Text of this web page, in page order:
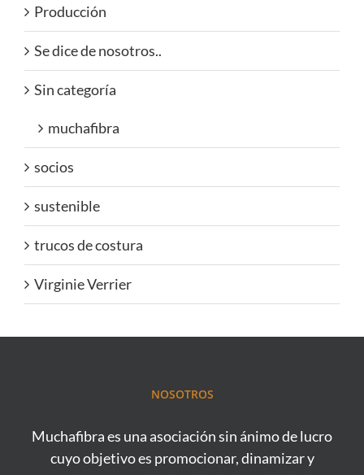
Producción
Se dice de nosotros..
Sin categoría
muchafibra
socios
sustenible
trucos de costura
Virginie Verrier
NOSOTROS
Muchafibra es una asociación sin ánimo de lucro
cuyo objetivo es promocionar, dinamizar y